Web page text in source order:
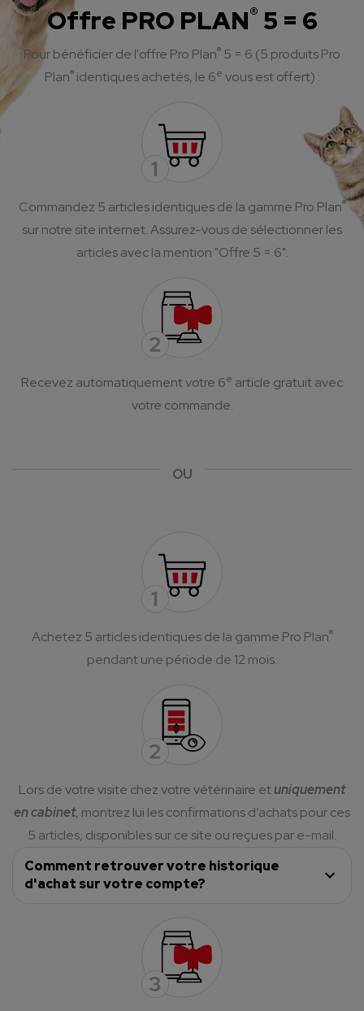
Offre PRO PLAN® 5 = 6
Pour bénéficier de l'offre Pro Plan® 5 = 6 (5 produits Pro
Plan®identiques achetés, le 6e vous est offert) :
Commandez 5 articles identiques de la gamme Pro Plan®
sur notre site internet.Assurez-vous de sélectionner les
articles avec la mention "Offre 5 = 6".
Recevez automatiquement votre 6e article gratuit avec
votre commande.
OU
Achetez 5 articles identiques de la gamme Pro Plan®
pendant une période de 12 mois.
Lors de votre visite chez votre vétérinaire etuniquement
en cabinet, montrez lui les confirmations d’achats pour ces
5 articles, disponibles sur ce site ou reçues par e-mail.
Comment retrouver votre historique
d'achat sur votre compte?